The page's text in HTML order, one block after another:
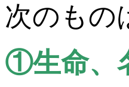
次のもの
①生命、